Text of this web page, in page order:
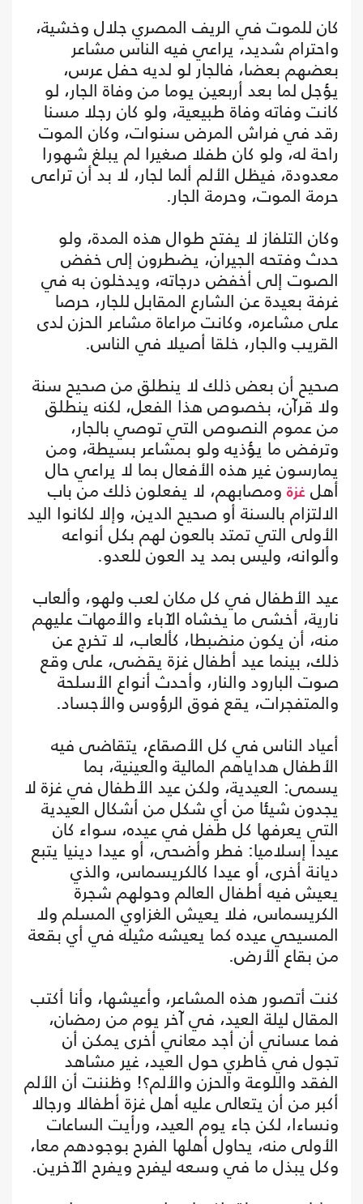
كان للموت في الريف المصري جلال وخشية،
واحترام شديد، يراعي فيه الناس مشاعر
بعضهم بعضا، فالجار لو لديه حفل عرس،
يؤجل لما بعد أربعين يوما من وفاة الجار، لو
كانت وفاته وفاة طبيعية، ولو كان رجلا مسنا
رقد في فراش المرض سنوات، وكان الموت
راحة له، ولو كان طفلا صغيرا لم يبلغ شهورا
معدودة، فيظل الألم ألما لجار، لا بد أن تراعى
حرمة الموت، وحرمة الجار.
وكان التلفاز لا يفتح طوال هذه المدة، ولو
حدث وفتحه الجيران، يضطرون إلى خفض
الصوت إلى أخفض درجاته، ويدخلون به في
غرفة بعيدة عن الشارع المقابل للجار، حرصا
على مشاعره، وكانت مراعاة مشاعر الحزن لدى
القريب والجار، خلقا أصيلا في الناس.
صحيح أن بعض ذلك لا ينطلق من صحيح سنة
ولا قرآن، بخصوص هذا الفعل، لكنه ينطلق
من عموم النصوص التي توصي بالجار،
وترفض ما يؤذيه ولو بمشاعر بسيطة، ومن
يمارسون غير هذه الأفعال بما لا يراعي حال
أهل غزة ومصابهم، لا يفعلون ذلك من باب
الالتزام بالسنة أو صحيح الدين، وإلا لكانوا اليد
الأولى التي تمتد بالعون لهم بكل أنواعه
وألوانه، وليس بمد يد العون للعدو.
عيد الأطفال في كل مكان لعب ولهو، وألعاب
نارية، أخشى ما يخشاه الآباء والأمهات عليهم
منه، أن يكون منضبطا، كألعاب، لا تخرج عن
ذلك، بينما عيد أطفال غزة يقضى، على وقع
صوت البارود والنار، وأحدث أنواع الأسلحة
والمتفجرات، يقع فوق الرؤوس والأجساد.
أعياد الناس في كل الأصقاع، يتقاضى فيه
الأطفال هداياهم المالية والعينية، بما
يسمى: العيدية، ولكن عيد الأطفال في غزة لا
يجدون شيئا من أي شكل من أشكال العيدية
التي يعرفها كل طفل في عيده، سواء كان
عيدا إسلاميا: فطر وأضحى، أو عيدا دينيا يتبع
ديانة أخرى، أو عيدا كالكريسماس، والذي
يعيش فيه أطفال العالم وحولهم شجرة
الكريسماس، فلا يعيش الغزاوي المسلم ولا
المسيحي عيده كما يعيشه مثيله في أي بقعة
من بقاع الأرض.
كنت أتصور هذه المشاعر، وأعيشها، وأنا أكتب
المقال ليلة العيد، في آخر يوم من رمضان،
فما عساني أن أجد معاني أخرى يمكن أن
تجول في خاطري حول العيد، غير مشاهد
الفقد واللوعة والحزن والألم؟! وظننت أن الألم
أكبر من أن يتعالى عليه أهل غزة أطفالا ورجالا
ونساءا، لكن جاء يوم العيد، ورأيت الساعات
الأولى منه، يحاول أهلها الفرح بوجودهم معا،
وكل يبذل ما في وسعه ليفرح ويفرح الآخرين.